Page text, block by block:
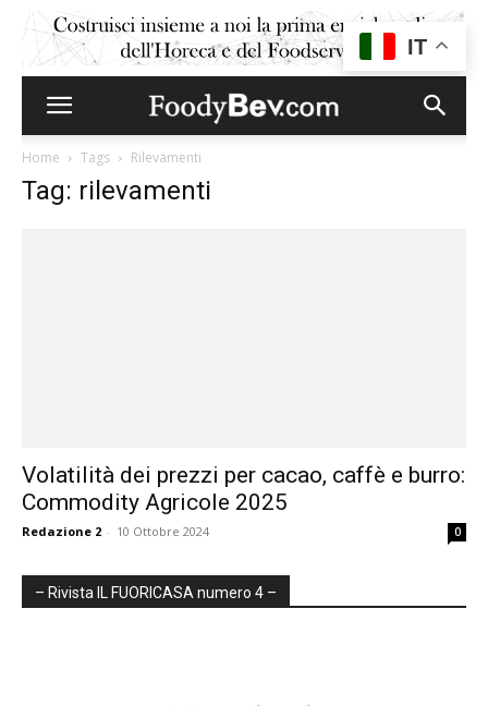
Home Tags Rilevamenti
Tag: rilevamenti
Volatilità dei prezzi per cacao, caffè e burro:
Commodity Agricole 2025
Redazione 2 - 10 Ottobre 2024 0
– Rivista IL FUORICASA numero 4 –
IT